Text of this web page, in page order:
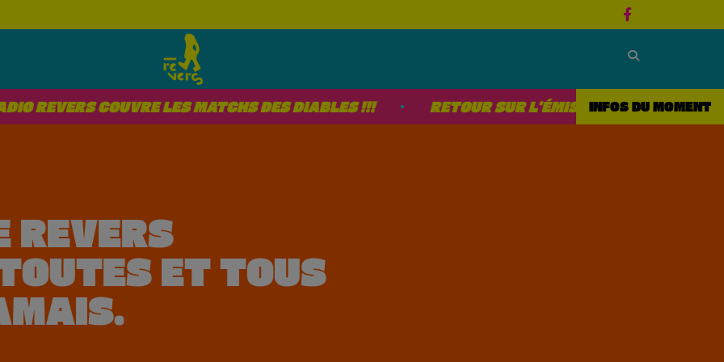
INFOS DU MOMENT
COUVRE LES MATCHS DES DIABLES !!! RETOUR SUR L'ÉMISSION 4ÈME DE
REVERS
ET TOUS